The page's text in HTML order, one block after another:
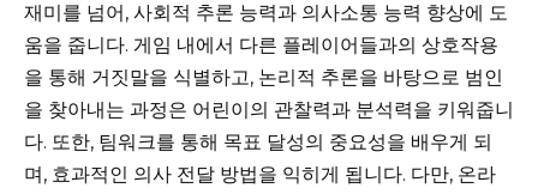
재미를 넘어, 사회적 추론 능력과 의사소통 능력 향상에 도
움을 줍니다. 게임 내에서 다른 플레이어들과의 상호작용
을 통해 거짓말을 식별하고, 논리적 추론을 바탕으로 범인
을 찾아내는 과정은 어린이의 관찰력과 분석력을 키워줍니
다. 또한, 팀워크를 통해 목표 달성의 중요성을 배우게 되
며, 효과적인 의사 전달 방법을 익히게 됩니다. 다만, 온라